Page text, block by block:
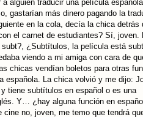
alguien traducir una película
gastarían más dinero pagando la
en la cola, decía la chica detrás
el carnet de estudiantes? Sí, joven.
¿Subtítulos, la película está
viendo a mi amiga con cara de
chicas vendían boletos para otras
española. La chica volvió y me dijo:
tiene subtítulos en español o es una
Y… ¿hay alguna función en
no, joven, me temo que tendrá